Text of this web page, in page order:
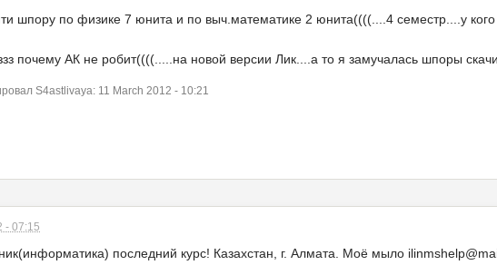
шпору по физике 7 юнита и по выч.математике 2 юнита((((....4 семестр....у
почему АК не робит((((.....на новой версии Лик....а то я замучалась шпоры
S4astlivaya: 11 March 2012 - 10:21
- 07:15
последний курс! Казахстан, г. Алмата. Моё мыло